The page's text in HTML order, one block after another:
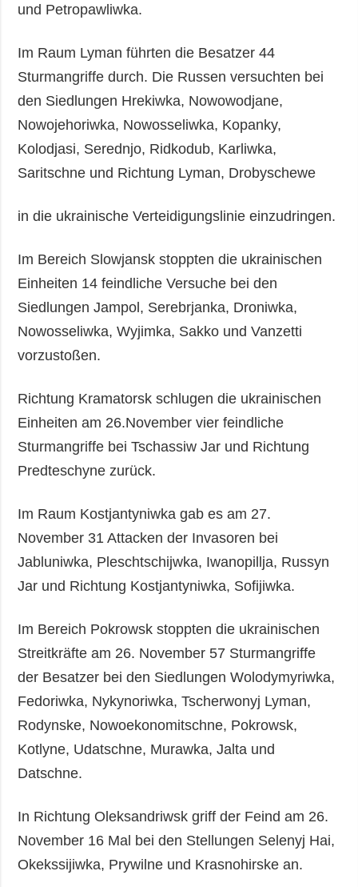
und Petropawliwka.
Im Raum Lyman führten die Besatzer 44
Sturmangriffe durch. Die Russen versuchten bei
den Siedlungen Hrekiwka, Nowowodjane,
Nowojehoriwka, Nowosseliwka, Kopanky,
Kolodjasi, Serednjo, Ridkodub, Karliwka,
Saritschne und Richtung Lyman, Drobyschewe
in die ukrainische Verteidigungslinie einzudringen.
Im Bereich Slowjansk stoppten die ukrainischen
Einheiten 14 feindliche Versuche bei den
Siedlungen Jampol, Serebrjanka, Droniwka,
Nowosseliwka, Wyjimka, Sakko und Vanzetti
vorzustoßen.
Richtung Kramatorsk schlugen die ukrainischen
Einheiten am 26.November vier feindliche
Sturmangriffe bei Tschassiw Jar und Richtung
Predteschyne zurück.
Im Raum Kostjantyniwka gab es am 27.
November 31 Attacken der Invasoren bei
Jabluniwka, Pleschtschijwka, Iwanopillja, Russyn
Jar und Richtung Kostjantyniwka, Sofijiwka.
Im Bereich Pokrowsk stoppten die ukrainischen
Streitkräfte am 26. November 57 Sturmangriffe
der Besatzer bei den Siedlungen Wolodymyriwka,
Fedoriwka, Nykynoriwka, Tscherwonyj Lyman,
Rodynske, Nowoekonomitschne, Pokrowsk,
Kotlyne, Udatschne, Murawka, Jalta und
Datschne.
In Richtung Oleksandriwsk griff der Feind am 26.
November 16 Mal bei den Stellungen Selenyj Hai,
Okekssijiwka, Prywilne und Krasnohirske an.